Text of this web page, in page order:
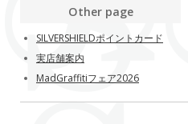
Other page
SILVERSHIELDポイントカード
実店舗案内
MadGraffitiフェア2026